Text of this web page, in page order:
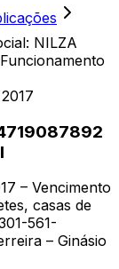
NILZA
– Vencimento
casas de
561-
– Ginásio